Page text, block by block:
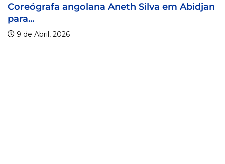
Coreógrafa angolana Aneth Silva em Abidjan
para...
9 de Abril, 2026